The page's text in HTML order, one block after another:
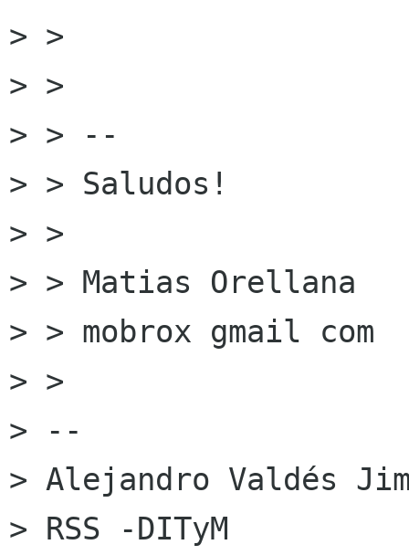
> >
> >
> > --
> > Saludos!
> >
> > Matias Orellana
> > mobrox gmail com
> >
> --
> Alejandro Valdés
> RSS -DITyM